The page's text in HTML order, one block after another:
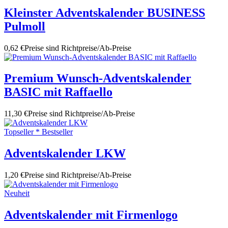
Kleinster Adventskalender BUSINESS
Pulmoll
0,62 €Preise sind Richtpreise/Ab-Preise
Premium Wunsch-Adventskalender
BASIC mit Raffaello
11,30 €Preise sind Richtpreise/Ab-Preise
Topseller * Bestseller
Adventskalender LKW
1,20 €Preise sind Richtpreise/Ab-Preise
Neuheit
Adventskalender mit Firmenlogo